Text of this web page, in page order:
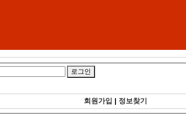
회원가입 | 정보찾기